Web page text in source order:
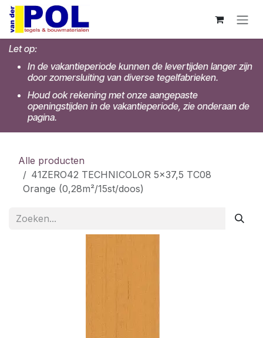
Overslaan naar inhoud
Let op:
In de vakantieperiode kunnen de levertijden langer zijn
door zomersluiting van diverse tegelfabrieken.
Houd ook rekening met onze aangepaste
openingstijden in de vakantieperiode, zie onderaan de
pagina.
Alle producten
41ZERO42 TECHNICOLOR 5x37,5 TC08
Orange (0,28m²/15st/doos)